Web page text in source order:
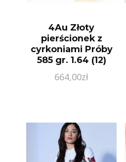
4Au Złoty
pierścionek z
cyrkoniami Próby
585 gr. 1.64 (12)
664,00zł